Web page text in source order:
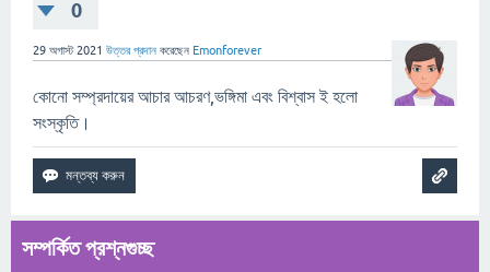
0
29 অগাস্ট 2021 উত্তর প্রদান করেছেন Emonforever
কোনো সম্প্রদায়ের আচার আচরণ,ভঙ্গিমা এবং বিশ্বাস ই হলো
সংস্কৃতি।
সম্পর্কিত প্রশ্নগুচ্ছ